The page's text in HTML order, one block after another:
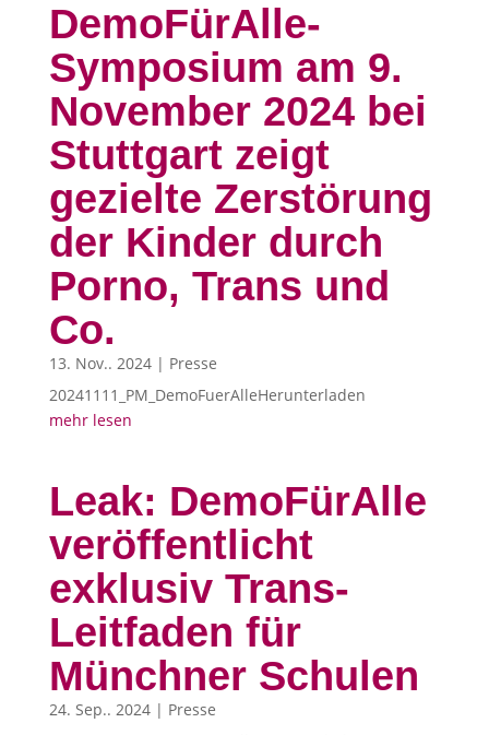
DemoFürAlle-
Symposium am 9.
November 2024 bei
Stuttgart zeigt
gezielte Zerstörung
der Kinder durch
Porno, Trans und
Co.
13. Nov.. 2024| Presse
20241111_PM_DemoFuerAlleHerunterladen
mehr lesen
Leak: DemoFürAlle
veröffentlicht
exklusiv Trans-
Leitfaden für
Münchner Schulen
24. Sep.. 2024| Presse